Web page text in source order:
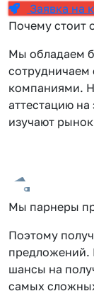
Заявка на
Почему стоит
Мы обладаем
компаниями.
аттестацию
изучают
Мы парнеры
Поэтому
шансы на
самых